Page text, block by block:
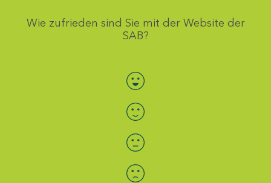
Wie zufrieden sind Sie mit der Website der
SAB?
Bewertung auswählen